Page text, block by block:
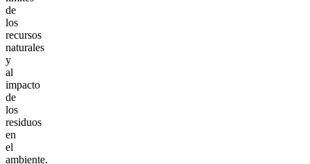
de
los
recursos
naturales
y
al
impacto
de
los
residuos
en
el
ambiente.